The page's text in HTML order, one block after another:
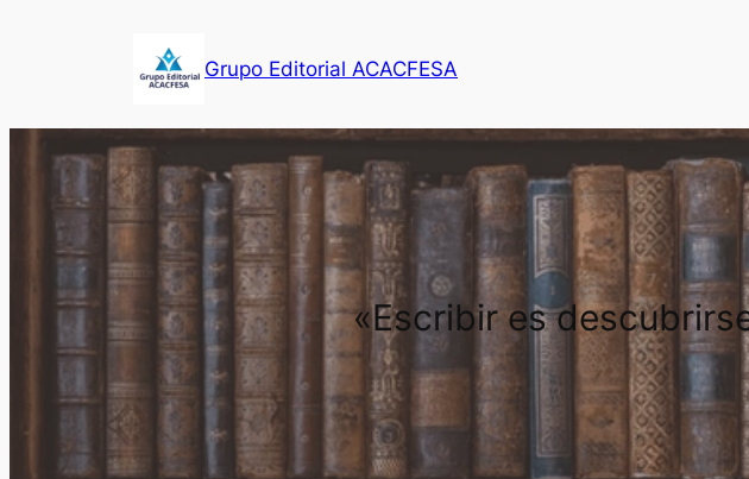
Grupo Editorial ACACFESA
«Escribir es